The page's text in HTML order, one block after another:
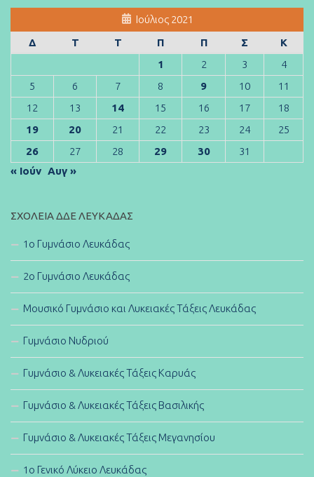
Ιούλιος 2021
Δ
Τ Τ Π Π Σ
Κ
1
2 3
4
5
6 7 8 9 10
11
12
13 14 15 16 17
18
19
20 21 22 23 24
25
26
27 28 29 30
31
« Ιούν Αυγ »
ΣΧΟΛΕΊΑ ΔΔΕ ΛΕΥΚΆΔΑΣ
1ο Γυμνάσιο Λευκάδας
2ο Γυμνάσιο Λευκάδας
Μουσικό Γυμνάσιο και Λυκειακές Τάξεις Λευκάδας
Γυμνάσιο Νυδριού
Γυμνάσιο & Λυκειακές Τάξεις Καρυάς
Γυμνάσιο & Λυκειακές Τάξεις Βασιλικής
Γυμνάσιο & Λυκειακές Τάξεις Μεγανησίου
1ο Γενικό Λύκειο Λευκάδας